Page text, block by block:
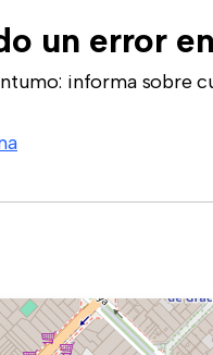
un error
informa sobre